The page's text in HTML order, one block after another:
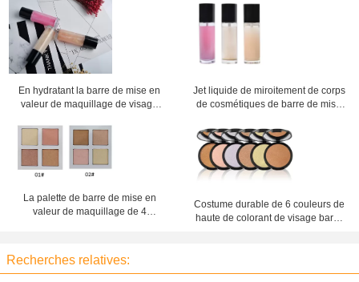
En hydratant la barre de mise en
valeur de maquillage de visage
durable de 3 couleurs
Jet liquide de miroitement de corps
de cosmétiques de barre de mise
de forme pour épouser
La palette de barre de mise en
valeur de maquillage de 4
desserrent la poudre
Costume durable de 6 couleurs de
haute de colorant de visage barre
Recherches relatives: